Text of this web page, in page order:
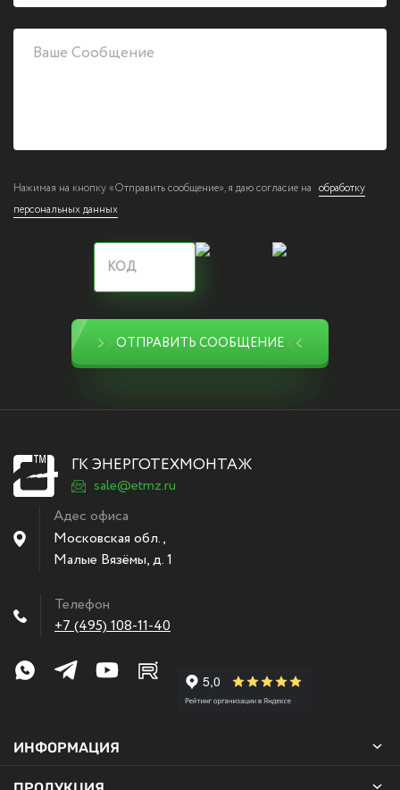
Нажимая на кнопку «Отправить сообщение», я даю согласие на обработку
персональных данных
ОТПРАВИТЬ СООБЩЕНИЕ
ГК ЭНЕРГОТЕХМОНТАЖ
sale@etmz.ru
Адес офиса
Московская обл.,
Малые Вязёмы,д. 1
Телефон
+7 (495) 108-11-40
ИНФОРМАЦИЯ